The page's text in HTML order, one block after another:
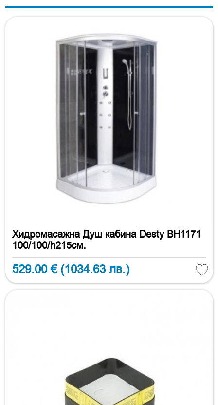
Хидромасажна Душ кабина Desty BH1171
100/100/h215см.
529.00 € (1034.63 лв.)